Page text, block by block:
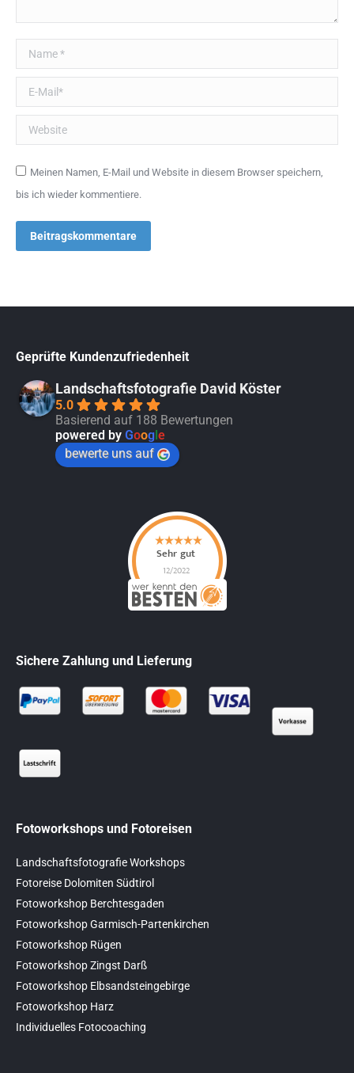
Name *
E-Mail *
Website
Meinen Namen, E-Mail und Website in diesem Browser speichern,
bis ich wieder kommentiere.
Beitragskommentare
Geprüfte Kundenzufriedenheit
Landschaftsfotografie David Köster
5.0
Basierend auf 188 Bewertungen
powered by Google
bewerte uns auf
Sichere Zahlung und Lieferung
Fotoworkshops und Fotoreisen
Landschaftsfotografie Workshops
Fotoreise Dolomiten Südtirol
Fotoworkshop Berchtesgaden
Fotoworkshop Garmisch-Partenkirchen
Fotoworkshop Rügen
Fotoworkshop Zingst Darß
Fotoworkshop Elbsandsteingebirge
Fotoworkshop Harz
Individuelles Fotocoaching